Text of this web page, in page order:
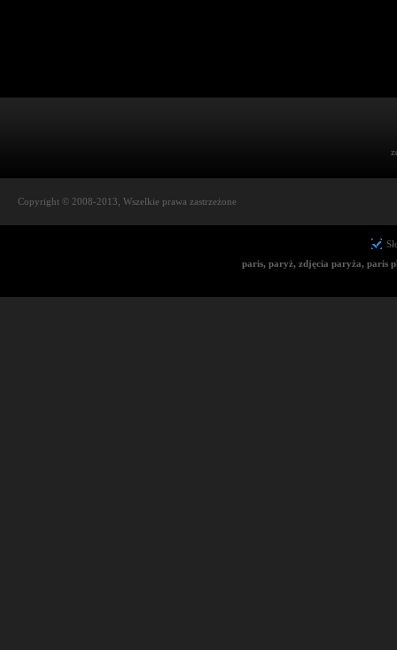
Copyright © 2008-2013, Wszelkie prawa zastrzeżone
paris, paryż, zdjęcia paryża, paris